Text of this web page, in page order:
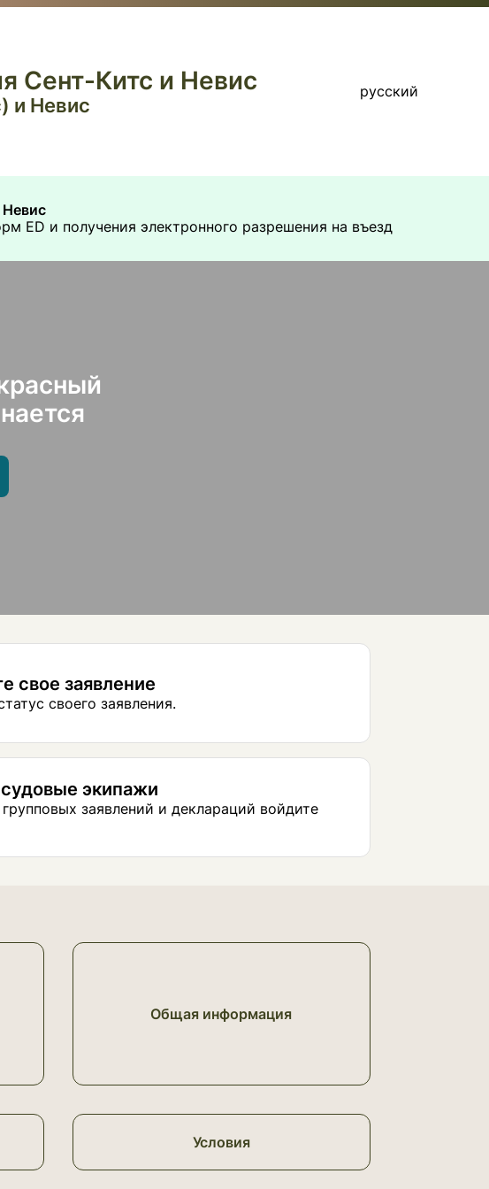
Сент-Китс и Невис
и Невис
русский
Невис
ED и получения электронного разрешения на въезд
свое заявление
своего заявления.
экипажи
заявлений и деклараций войдите
Общая информация
Условия